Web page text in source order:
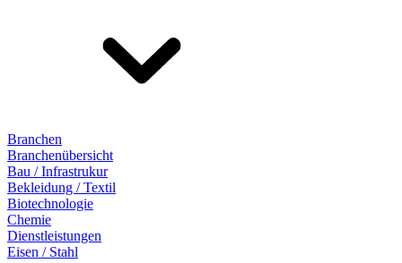
Branchen
Branchenübersicht
Bau / Infrastrukur
Bekleidung / Textil
Biotechnologie
Chemie
Dienstleistungen
Eisen / Stahl